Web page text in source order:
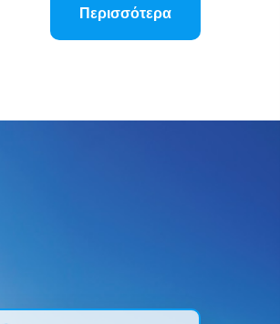
Περισσότερα